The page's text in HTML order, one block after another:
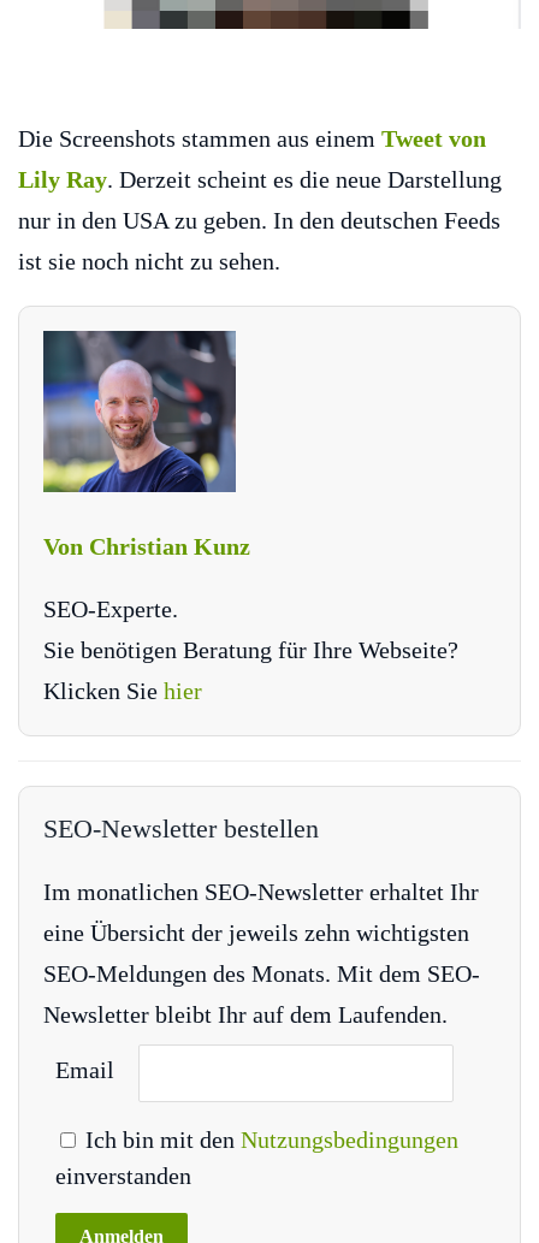
Die Screenshots stammen aus einem Tweet von
Lily Ray. Derzeit scheint es die neue Darstellung
nur in den USA zu geben. In den deutschen Feeds
ist sie noch nicht zu sehen.
Von Christian Kunz
SEO-Experte.
Sie benötigen Beratung für Ihre Webseite?
Klicken Sie hier
SEO-Newsletter bestellen
Im monatlichen SEO-Newsletter erhaltet Ihr
eine Übersicht der jeweils zehn wichtigsten
SEO-Meldungen des Monats. Mit dem SEO-
Newsletter bleibt Ihr auf dem Laufenden.
Email
Ich bin mit den Nutzungsbedingungen
einverstanden